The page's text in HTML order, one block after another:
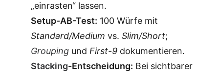
„einrasten“ lassen.
Setup-AB-Test: 100 Würfe mit
Standard/Medium vs. Slim/Short;
Grouping und First-9 dokumentieren.
Stacking-Entscheidung: Bei sichtbarer